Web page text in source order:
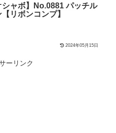
シャボ】No.0881 パッチル
【リボンコンプ】
2024年05月15日
ーリンク